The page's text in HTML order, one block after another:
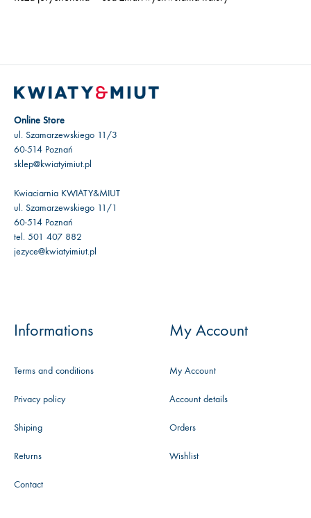
Online Store
ul. Szamarzewskiego 11/3
60-514 Poznań
sklep@kwiatyimiut.pl
Kwiaciarnia KWIATY&MIUT
ul. Szamarzewskiego 11/1
60-514 Poznań
tel. 501 407 882
jezyce@kwiatyimiut.pl
Informations
Terms and conditions
Privacy policy
Shiping
Returns
Contact
My Account
My Account
Account details
Orders
Wishlist